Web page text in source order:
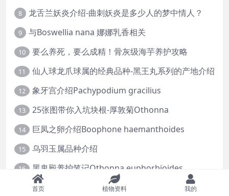
8 龙舌兰妖炎介绍-曲刺妖炎是多少人的梦中情人？
9 与Boswellia nana 娜娜乳香相关
10 要么养死，要么成精！骨灰级海芋养护攻略
11 仙人球龙爪球属的经典品种-黑王丸系列的产地介绍
12 象牙宫介绍Pachypodium gracilius
13 25张图带你入坑块根-厚敦菊Othonna
14 巨凤之卵介绍Boophone haemanthoides
15 乌羽玉属品种介绍
16 黑鬼殿养护笔记Othonna euphorbioides
浅谈︱关于岩牡丹属的养护
首页 植物资料 我的